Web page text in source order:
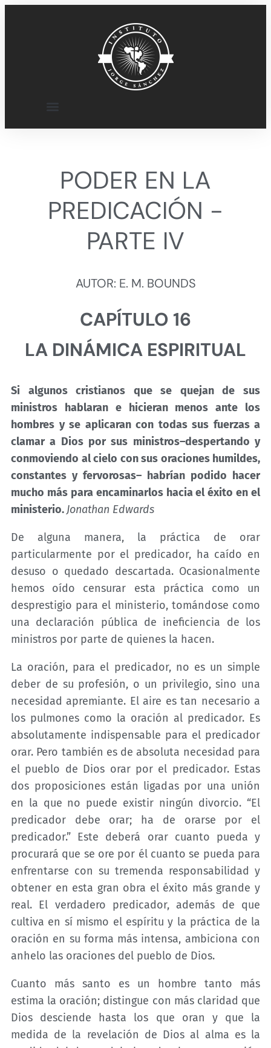
PODER EN LA
PREDICACIÓN -
PARTE IV
AUTOR: E. M. BOUNDS
CAPÍTULO 16
LA DINÁMICA ESPIRITUAL
Si algunos cristianos que se quejan de sus
ministros hablaran e hicieran menos ante los
hombres y se aplicaran con todas sus fuerzas a
clamar a Dios por sus ministros–despertando y
conmoviendo al cielo con sus oraciones humildes,
constantes y fervorosas– habrían podido hacer
mucho más para encaminarlos hacia el éxito en el
ministerio. Jonathan Edwards
De alguna manera, la práctica de orar
particularmente por el predicador, ha caído en
desuso o quedado descartada. Ocasionalmente
hemos oído censurar esta práctica como un
desprestigio para el ministerio, tomándose como
una declaración pública de ineficiencia de los
ministros por parte de quienes la hacen.
La oración, para el predicador, no es un simple
deber de su profesión, o un privilegio, sino una
necesidad apremiante. El aire es tan necesario a
los pulmones como la oración al predicador. Es
absolutamente indispensable para el predicador
orar. Pero también es de absoluta necesidad para
el pueblo de Dios orar por el predicador. Estas
dos proposiciones están ligadas por una unión
en la que no puede existir ningún divorcio. “El
predicador debe orar; ha de orarse por el
predicador.” Este deberá orar cuanto pueda y
procurará que se ore por él cuanto se pueda para
enfrentarse con su tremenda responsabilidad y
obtener en esta gran obra el éxito más grande y
real. El verdadero predicador, además de que
cultiva en sí mismo el espíritu y la práctica de la
oración en su forma más intensa, ambiciona con
anhelo las oraciones del pueblo de Dios.
Cuanto más santo es un hombre tanto más
estima la oración; distingue con más claridad que
Dios desciende hasta los que oran y que la
medida de la revelación de Dios al alma es la